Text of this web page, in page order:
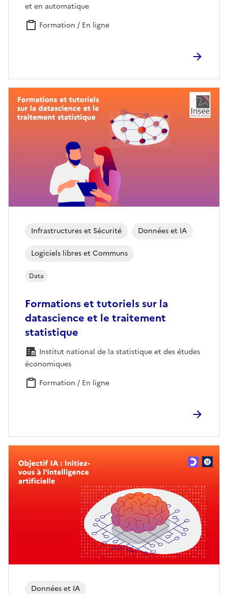
et en automatique
Formation / En ligne
Infrastructures et Sécurité Données et IA
Logiciels libres et Communs
Data
Formations et tutoriels sur la
datascience et le traitement
statistique
Institut national de la statistique et des études
économiques
Formation / En ligne
Données et IA